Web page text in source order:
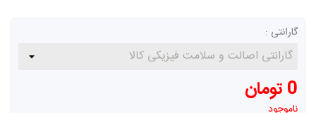
گارانتی :
0 تومان
ناموجود